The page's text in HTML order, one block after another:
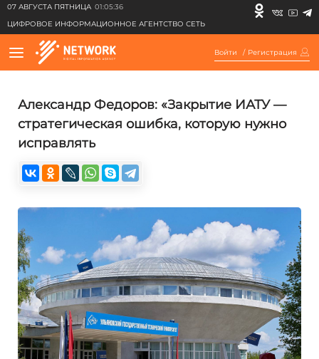
07 АВГУСТА ПЯТНИЦА 01:05:36
ЦИФРОВОЕ ИНФОРМАЦИОННОЕ АГЕНТСТВО СЕТЬ
Войти / Регистрация
Александр Федоров: «Закрытие ИАТУ —
стратегическая ошибка, которую нужно
исправлять